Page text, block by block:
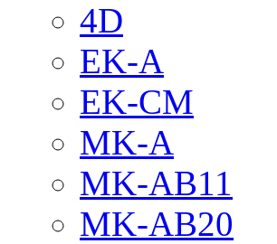
4D
EK-A
EK-CM
MK-A
MK-AB11
MK-AB20